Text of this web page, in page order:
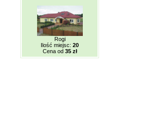
Rogi
Ilość miejsc: 20
Cena od 35 zł